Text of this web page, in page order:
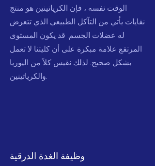
الوقت نفسه ، فإن الكرياتينين هو منتج
نفايات يأتي من التآكل الطبيعي الذي تتعرض
له عضلات الجسم. قد يكون المستوى
المرتفع علامة مبكرة على أن كليتنا لا تعمل
بشكل صحيح. لذلك نقيس كلاً من اليوريا
والكرياتينين.
وظيفة الغدة الدرقية